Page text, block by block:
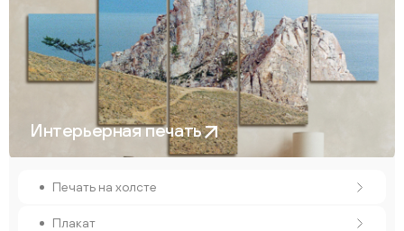
Интерьерная печать
Печать на холсте
Плакат